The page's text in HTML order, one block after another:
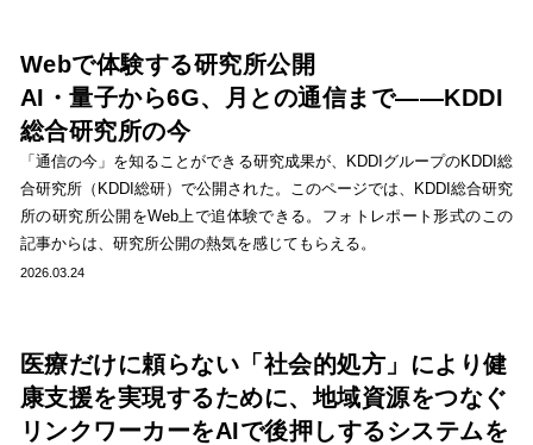
Webで体験する研究所公開
AI・量子から6G、月との通信まで――KDDI
総合研究所の今
「通信の今」を知ることができる研究成果が、KDDIグループのKDDI総
合研究所（KDDI総研）で公開された。このページでは、KDDI総合研究
所の研究所公開をWeb上で追体験できる。フォトレポート形式のこの
記事からは、研究所公開の熱気を感じてもらえる。
2026.03.24
医療だけに頼らない「社会的処方」により健
康支援を実現するために、地域資源をつなぐ
リンクワーカーをAIで後押しするシステムを